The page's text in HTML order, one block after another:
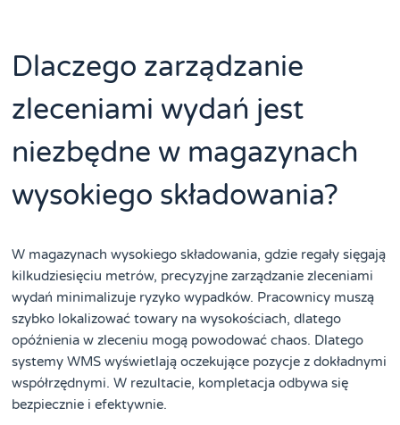
Dlaczego zarządzanie
zleceniami wydań jest
niezbędne w magazynach
wysokiego składowania?
W magazynach wysokiego składowania, gdzie regały sięgają
kilkudziesięciu metrów, precyzyjne zarządzanie zleceniami
wydań minimalizuje ryzyko wypadków. Pracownicy muszą
szybko lokalizować towary na wysokościach, dlatego
opóźnienia w zleceniu mogą powodować chaos. Dlatego
systemy WMS wyświetlają oczekujące pozycje z dokładnymi
współrzędnymi. W rezultacie, kompletacja odbywa się
bezpiecznie i efektywnie.